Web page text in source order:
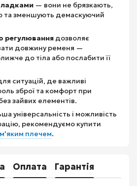
— вони не брязкають,
та зменшують демаскуючий
регулювання дозволяє
довжину ременя —
до тіла або послабити її
ситуацій, де важливі
зброї та комфорт при
зайвих елементів.
універсальність і можливість
рекомендуємо купити
м'яким плечем.
Оплата Гарантія